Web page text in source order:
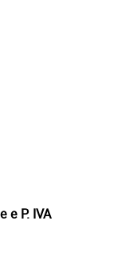
e P. IVA